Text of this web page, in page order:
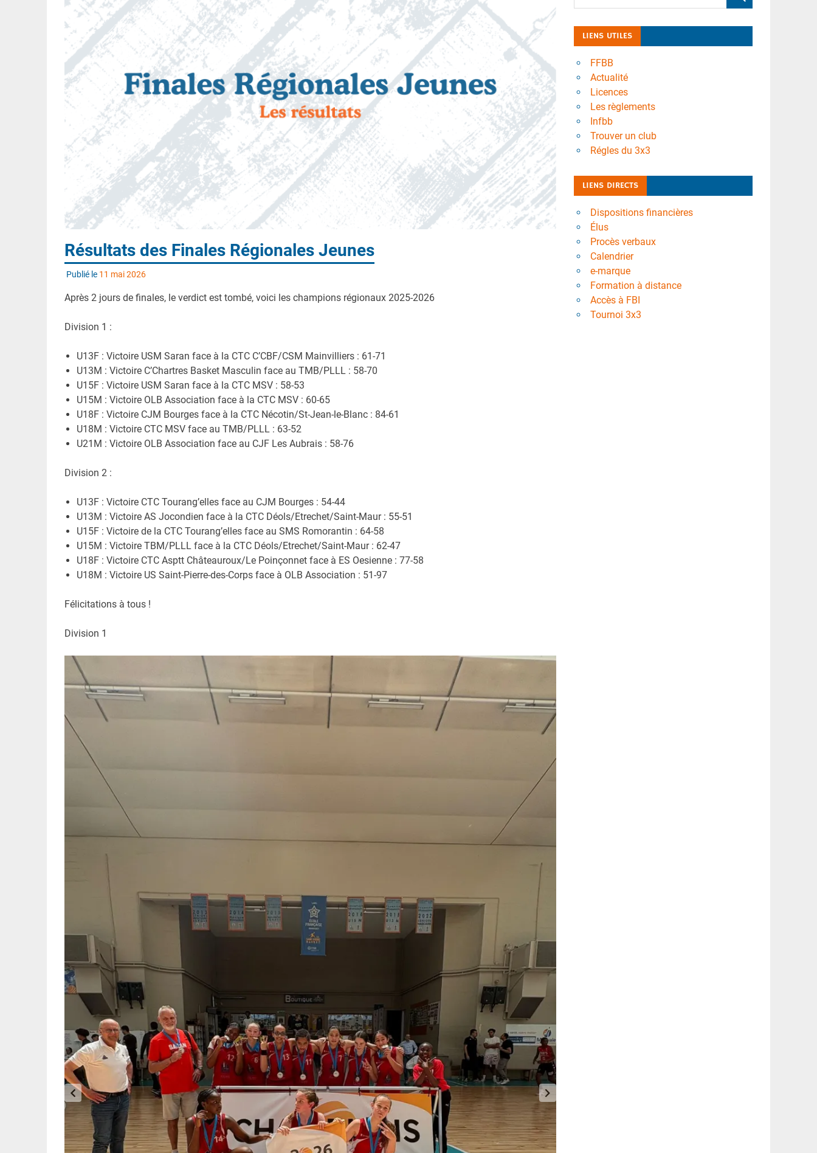
Résultats des Finales Régionales Jeunes
Publié le 11 mai 2026
Après 2 jours de finales, le verdict est tombé, voici les champions régionaux 2025-2026
Division 1 :
U13F : Victoire USM Saran face à la CTC C’CBF/CSM Mainvilliers : 61-71
U13M : Victoire C’Chartres Basket Masculin face au TMB/PLLL : 58-70
U15F : Victoire USM Saran face à la CTC MSV : 58-53
U15M : Victoire OLB Association face à la CTC MSV : 60-65
U18F : Victoire CJM Bourges face à la CTC Nécotin/St-Jean-le-Blanc : 84-61
U18M : Victoire CTC MSV face au TMB/PLLL : 63-52
U21M : Victoire OLB Association face au CJF Les Aubrais : 58-76
Division 2 :
U13F : Victoire CTC Tourang’elles face au CJM Bourges : 54-44
U13M : Victoire AS Jocondien face à la CTC Déols/Etrechet/Saint-Maur : 55-51
U15F : Victoire de la CTC Tourang’elles face au SMS Romorantin : 64-58
U15M : Victoire TBM/PLLL face à la CTC Déols/Etrechet/Saint-Maur : 62-47
U18F : Victoire CTC Asptt Châteauroux/Le Poinçonnet face à ES Oesienne : 77-58
U18M : Victoire US Saint-Pierre-des-Corps face à OLB Association : 51-97
Félicitations à tous !
Division 1
LIENS UTILES
FFBB
Actualité
Licences
Les règlements
Infbb
Trouver un club
Régles du 3x3
LIENS DIRECTS
Dispositions financières
Élus
Procès verbaux
Calendrier
e-marque
Formation à distance
Accès à FBI
Tournoi 3x3